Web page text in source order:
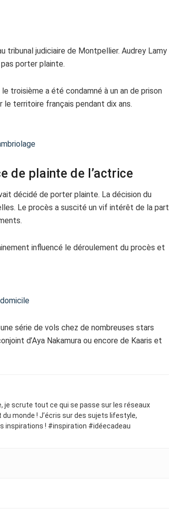
tribunal judiciaire de Montpellier. Audrey Lamy
porter plainte.
troisième a été condamné à un an de prison
territoire français pendant dix ans.
de plainte de l’actrice
décidé de porter plainte. La décision du
Le procès a suscité un vif intérêt de la part
influencé le déroulement du procès et
série de vols chez de nombreuses stars
d’Aya Nakamura ou encore de Kaaris et
je scrute tout ce qui se passe sur les réseaux
monde ! J’écris sur des sujets lifestyle,
inspirations ! #inspiration #idéecadeau